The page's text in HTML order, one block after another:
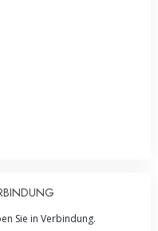
Sie in Verbindung.